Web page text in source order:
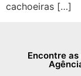
cachoeiras […]
Encontre